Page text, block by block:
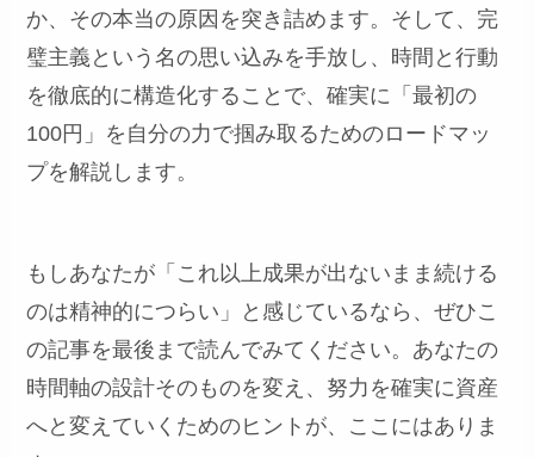
か、その本当の原因を突き詰めます。そして、完
璧主義という名の思い込みを手放し、時間と行動
を徹底的に構造化することで、確実に「最初の
100円」を自分の力で掴み取るためのロードマッ
プを解説します。
もしあなたが「これ以上成果が出ないまま続ける
のは精神的につらい」と感じているなら、ぜひこ
の記事を最後まで読んでみてください。あなたの
時間軸の設計そのものを変え、努力を確実に資産
へと変えていくためのヒントが、ここにはありま